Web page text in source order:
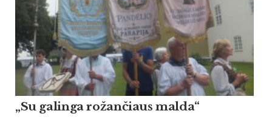
„Su galinga rožančiaus malda“